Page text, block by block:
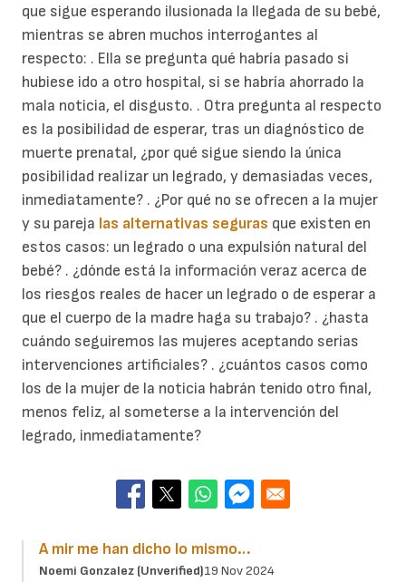
que sigue esperando ilusionada la llegada de su bebé,
mientras se abren muchos interrogantes al
respecto: . Ella se pregunta qué habría pasado si
hubiese ido a otro hospital, si se habría ahorrado la
mala noticia, el disgusto. . Otra pregunta al respecto
es la posibilidad de esperar, tras un diagnóstico de
muerte prenatal, ¿por qué sigue siendo la única
posibilidad realizar un legrado, y demasiadas veces,
inmediatamente? . ¿Por qué no se ofrecen a la mujer
y su pareja las alternativas seguras que existen en
estos casos: un legrado o una expulsión natural del
bebé? . ¿dónde está la información veraz acerca de
los riesgos reales de hacer un legrado o de esperar a
que el cuerpo de la madre haga su trabajo? . ¿hasta
cuándo seguiremos las mujeres aceptando serias
intervenciones artificiales? . ¿cuántos casos como
los de la mujer de la noticia habrán tenido otro final,
menos feliz, al someterse a la intervención del
legrado, inmediatamente?
A mir me han dicho lo mismo…
Noemi Gonzalez (unverified)19 Nov 2024